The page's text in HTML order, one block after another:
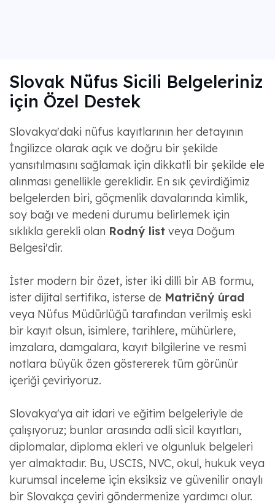
Slovak Nüfus Sicili Belgeleriniz
için Özel Destek
Slovakya'daki nüfus kayıtlarının her detayının
İngilizce olarak açık ve doğru bir şekilde
yansıtılmasını sağlamak için dikkatli bir şekilde ele
alınması genellikle gereklidir. En sık çevirdiğimiz
belgelerden biri, göçmenlik davalarında kimlik,
soy bağı ve medeni durumu belirlemek için
sıklıkla gerekli olan Rodný listveya Doğum
Belgesi'dir.
İster modern bir özet, ister iki dilli bir AB formu,
ister dijital sertifika, isterse de Matričný úrad
veya Nüfus Müdürlüğü tarafından verilmiş eski
bir kayıt olsun, isimlere, tarihlere, mühürlere,
imzalara, damgalara, kayıt bilgilerine ve resmi
notlara büyük özen göstererek tüm görünür
içeriği çeviriyoruz.
Slovakya'ya ait idari ve eğitim belgeleriyle de
çalışıyoruz; bunlar arasında adli sicil kayıtları,
diplomalar, diploma ekleri ve olgunluk belgeleri
yer almaktadır. Bu, USCIS, NVC, okul, hukuk veya
kurumsal inceleme için eksiksiz ve güvenilir onaylı
bir Slovakça çeviri göndermenize yardımcı olur.